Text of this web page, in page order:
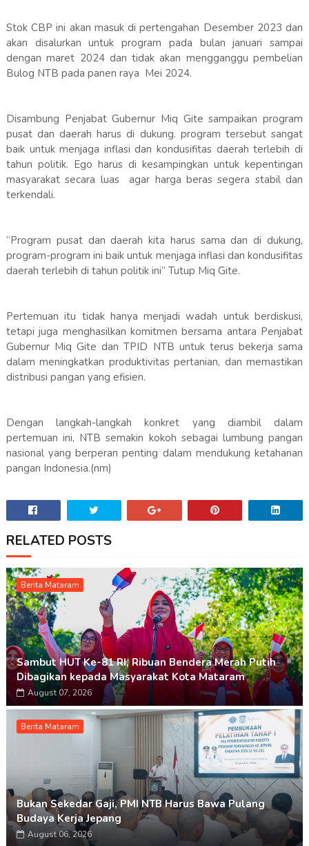
Stok CBP ini akan masuk di pertengahan Desember 2023 dan
akan disalurkan untuk program pada bulan januari sampai
dengan maret 2024 dan tidak akan mengganggu pembelian
Bulog NTB pada panen raya Mei 2024.
Disambung Penjabat Gubernur Miq Gite sampaikan program
pusat dan daerah harus di dukung. program tersebut sangat
baik untuk menjaga inflasi dan kondusifitas daerah terlebih di
tahun politik. Ego harus di kesampingkan untuk kepentingan
masyarakat secara luas agar harga beras segera stabil dan
terkendali.
“Program pusat dan daerah kita harus sama dan di dukung,
program-program ini baik untuk menjaga inflasi dan kondusifitas
daerah terlebih di tahun politik ini” Tutup Miq Gite.
Pertemuan itu tidak hanya menjadi wadah untuk berdiskusi,
tetapi juga menghasilkan komitmen bersama antara Penjabat
Gubernur Miq Gite dan TPID NTB untuk terus bekerja sama
dalam meningkatkan produktivitas pertanian, dan memastikan
distribusi pangan yang efisien.
Dengan langkah-langkah konkret yang diambil dalam
pertemuan ini, NTB semakin kokoh sebagai lumbung pangan
nasional yang berperan penting dalam mendukung ketahanan
pangan Indonesia.(nm)
RELATED POSTS
Berita Mataram
Sambut HUT Ke-81 RI, Ribuan Bendera Merah Putih
Dibagikan kepada Masyarakat Kota Mataram
August 07, 2026
Berita Mataram
Bukan Sekedar Gaji, PMI NTB Harus Bawa Pulang
Budaya Kerja Jepang
August 06, 2026